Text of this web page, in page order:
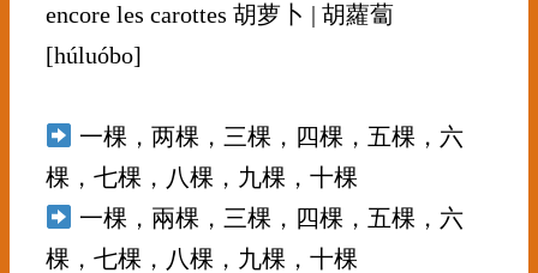
encore les carottes 胡萝卜 | 胡蘿蔔
[húluóbo]
一棵，两棵，三棵，四棵，五棵，六
棵，七棵，八棵，九棵，十棵
一棵，兩棵，三棵，四棵，五棵，六
棵，七棵，八棵，九棵，十棵